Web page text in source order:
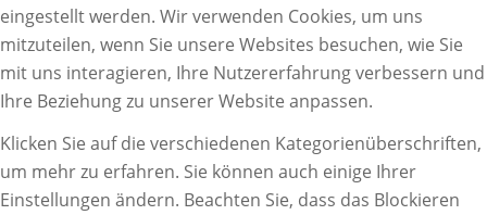
eingestellt werden. Wir verwenden Cookies, um uns
mitzuteilen, wenn Sie unsere Websites besuchen, wie Sie
mit uns interagieren, Ihre Nutzererfahrung verbessern und
Ihre Beziehung zu unserer Website anpassen.
Klicken Sie auf die verschiedenen Kategorienüberschriften,
um mehr zu erfahren. Sie können auch einige Ihrer
Einstellungen ändern. Beachten Sie, dass das Blockieren